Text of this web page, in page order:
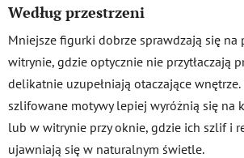
Według przestrzeni
Mniejsze figurki dobrze sprawdzają się na
witrynie, gdzie optycznie nie przytłaczają
delikatnie uzupełniają otaczające
szlifowane motywy lepiej wyróżnią się na
lub w witrynie przy oknie, gdzie ich szlif i
ujawniają się w naturalnym świetle.